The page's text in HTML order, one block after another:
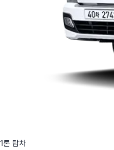
1톤 탑차